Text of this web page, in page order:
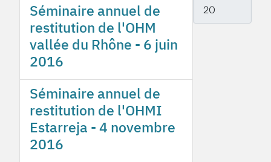
Séminaire annuel de
restitution de l'OHM
vallée du Rhône - 6 juin
2016
Séminaire annuel de
restitution de l'OHMI
Estarreja - 4 novembre
2016